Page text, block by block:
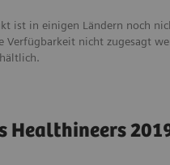
ist in einigen Ländern noch
Verfügbarkeit nicht zugesagt
Healthineers